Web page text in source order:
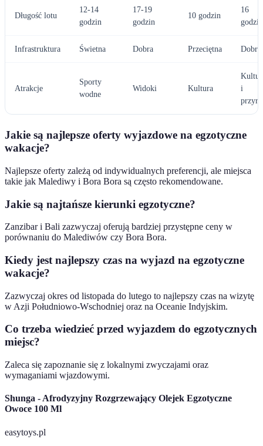
Długość lotu
12-14
godzin
17-19
godzin
10 godzin
16
godzin
Infrastruktura Świetna Dobra Przeciętna Dobra
Atrakcje
Sporty
wodne
Widoki Kultura
i
Jakie są najlepsze oferty wyjazdowe na egzotyczne
wakacje?
Najlepsze oferty zależą od indywidualnych preferencji, ale miejsca
takie jak Malediwy i Bora Bora są często rekomendowane.
Jakie są najtańsze kierunki egzotyczne?
Zanzibar i Bali zazwyczaj oferują bardziej przystępne ceny w
porównaniu do Malediwów czy Bora Bora.
Kiedy jest najlepszy czas na wyjazd na egzotyczne
wakacje?
Zazwyczaj okres od listopada do lutego to najlepszy czas na wizytę
w Azji Południowo-Wschodniej oraz na Oceanie Indyjskim.
Co trzeba wiedzieć przed wyjazdem do egzotycznych
miejsc?
Zaleca się zapoznanie się z lokalnymi zwyczajami oraz
wymaganiami wjazdowymi.
Shunga - Afrodyzyjny Rozgrzewający Olejek Egzotyczne
Owoce 100 Ml
easytoys.pl